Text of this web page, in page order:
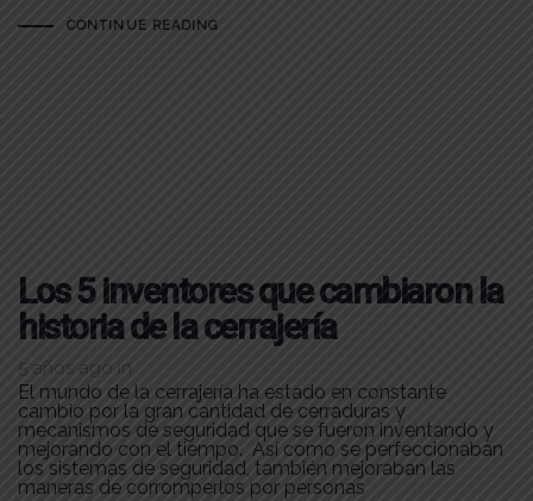
CONTINUE READING
Los 5 inventores que cambiaron la
historia de la cerrajería
5 años ago in
El mundo de la cerrajería ha estado en constante
cambio por la gran cantidad de cerraduras y
mecanismos de seguridad que se fueron inventando y
mejorando con el tiempo. Así como se perfeccionaban
los sistemas de seguridad, también mejoraban las
maneras de corromperlos por personas